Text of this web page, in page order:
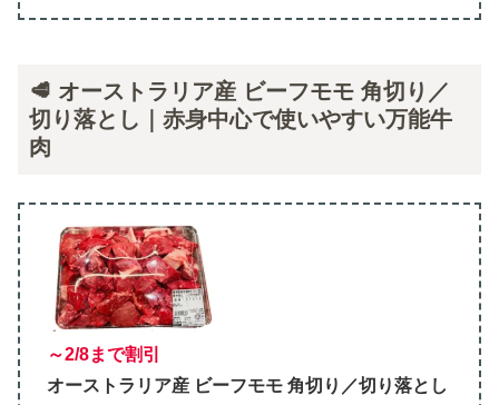
🥩 オーストラリア産 ビーフモモ 角切り／
切り落とし｜赤身中心で使いやすい万能牛
肉
～2/8まで割引
オーストラリア産 ビーフモモ 角切り／切り落とし